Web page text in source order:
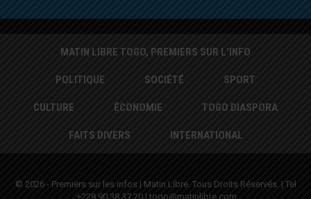
MATIN LIBRE TOGO, PREMIERS SUR L’INFO
POLITIQUE SOCIÉTÉ SPORT
CULTURE ÉCONOMIE TOGO DIASPORA
FAITS DIVERS INTERNATIONAL
© 2026 - Premiers sur les infos | Matin Libre. Tous Droits Réservés. | Tel
:+228 90 38 37 20 | togo@matinlibre.com